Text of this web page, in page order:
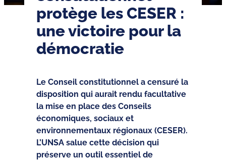
protège les CESER :
une victoire pour la
démocratie
Le Conseil constitutionnel a censuré la
disposition qui aurait rendu facultative
la mise en place des Conseils
économiques, sociaux et
environnementaux régionaux (CESER).
L’UNSA salue cette décision qui
préserve un outil essentiel de